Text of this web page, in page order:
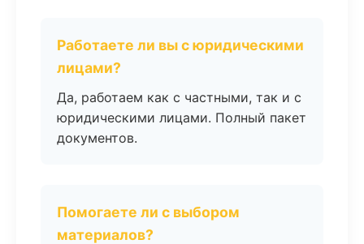
Работаете ли вы с юридическими
лицами?
Да, работаем как с частными, так и с
юридическими лицами. Полный пакет
документов.
Помогаете ли с выбором
материалов?